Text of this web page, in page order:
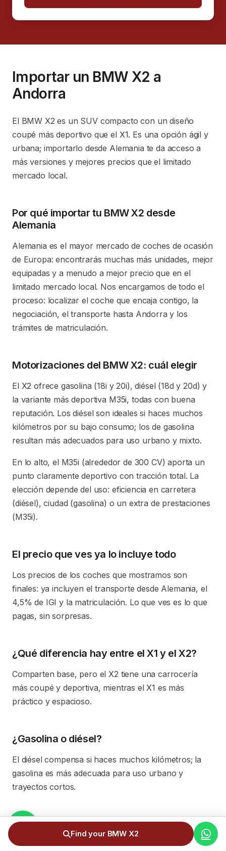
Importar un BMW X2 a
Andorra
El BMW X2 es un SUV compacto con un diseño
coupé más deportivo que el X1. Es una opción ágil y
urbana; importarlo desde Alemania te da acceso a
más versiones y mejores precios que el limitado
mercado local.
Por qué importar tu BMW X2 desde
Alemania
Alemania es el mayor mercado de coches de ocasión
de Europa: encontrarás muchas más unidades, mejor
equipadas y a menudo a mejor precio que en el
limitado mercado local. Nos encargamos de todo el
proceso: localizar el coche que encaja contigo, la
negociación, el transporte hasta Andorra y los
trámites de matriculación.
Motorizaciones del BMW X2: cuál elegir
El X2 ofrece gasolina (18i y 20i), diésel (18d y 20d) y
la variante más deportiva M35i, todas con buena
reputación. Los diésel son ideales si haces muchos
kilómetros por su bajo consumo; los de gasolina
resultan más adecuados para uso urbano y mixto.
En lo alto, el M35i (alrededor de 300 CV) aporta un
punto claramente deportivo con tracción total. La
elección depende del uso: eficiencia en carretera
(diésel), ciudad (gasolina) o un extra de prestaciones
(M35i).
El precio que ves ya lo incluye todo
Los precios de los coches que mostramos son
finales: ya incluyen el transporte desde Alemania, el
4,5% de IGI y la matriculación. Lo que ves es lo que
pagas, sin sorpresas.
¿Qué diferencia hay entre el X1 y el X2?
Comparten base, pero el X2 tiene una carrocería
más coupé y deportiva, mientras el X1 es más
práctico y espacioso.
¿Gasolina o diésel?
El diésel compensa si haces muchos kilómetros; la
gasolina es más adecuada para uso urbano y
trayectos cortos.
¿Qué es el X2 M35i?
Es la versión más potente y deportiva, con cerca de
Find your BMW X2